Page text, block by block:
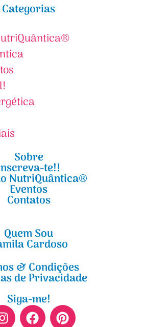
Categorias
Sobre
te!!
NutriQuântica®
Eventos
Contatos
Quem Sou
Cardoso
& Condições
de Privacidade
Siga-me!